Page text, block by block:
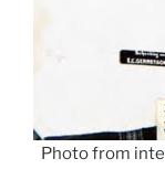
Photo from